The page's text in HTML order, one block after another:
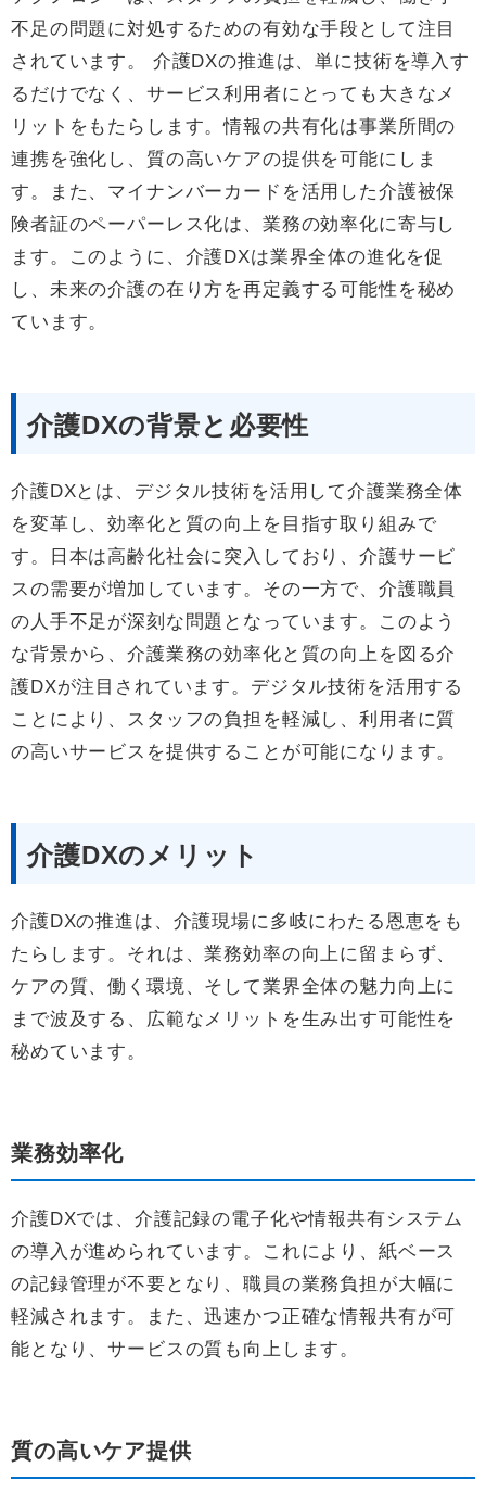
不足の問題に対処するための有効な手段として注目
されています。 介護DXの推進は、単に技術を導入す
るだけでなく、サービス利用者にとっても大きなメ
リットをもたらします。情報の共有化は事業所間の
連携を強化し、質の高いケアの提供を可能にしま
す。また、マイナンバーカードを活用した介護被保
険者証のペーパーレス化は、業務の効率化に寄与し
ます。このように、介護DXは業界全体の進化を促
し、未来の介護の在り方を再定義する可能性を秘め
ています。
介護DXの背景と必要性
介護DXとは、デジタル技術を活用して介護業務全体
を変革し、効率化と質の向上を目指す取り組みで
す。日本は高齢化社会に突入しており、介護サービ
スの需要が増加しています。その一方で、介護職員
の人手不足が深刻な問題となっています。このよう
な背景から、介護業務の効率化と質の向上を図る介
護DXが注目されています。デジタル技術を活用する
ことにより、スタッフの負担を軽減し、利用者に質
の高いサービスを提供することが可能になります。
介護DXのメリット
介護DXの推進は、介護現場に多岐にわたる恩恵をも
たらします。それは、業務効率の向上に留まらず、
ケアの質、働く環境、そして業界全体の魅力向上に
まで波及する、広範なメリットを生み出す可能性を
秘めています。
業務効率化
介護DXでは、介護記録の電子化や情報共有システム
の導入が進められています。これにより、紙ベース
の記録管理が不要となり、職員の業務負担が大幅に
軽減されます。また、迅速かつ正確な情報共有が可
能となり、サービスの質も向上します。
質の高いケア提供